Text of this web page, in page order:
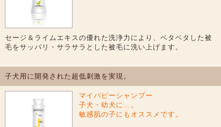
セージ＆ライムエキスの優れた洗浄力により、ベタベタした被
毛をサッパリ・サラサラとした被毛に洗い上げます。
子犬用に開発された超低刺激を実現。
マイパピーシャンプー
子犬・幼犬に…。
敏感肌の子にもオススメです。